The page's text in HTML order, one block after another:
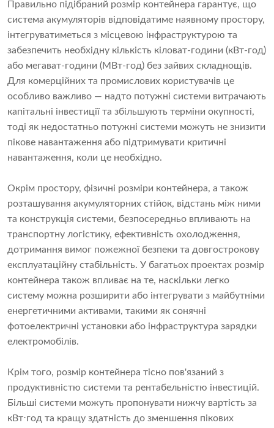
Правильно підібраний розмір контейнера гарантує, що
система акумуляторів відповідатиме наявному простору,
інтегруватиметься з місцевою інфраструктурою та
забезпечить необхідну кількість кіловат-години (кВт-год)
або мегават-години (МВт-год) без зайвих складнощів.
Для комерційних та промислових користувачів це
особливо важливо — надто потужні системи витрачають
капітальні інвестиції та збільшують терміни окупності,
тоді як недостатньо потужні системи можуть не знизити
пікове навантаження або підтримувати критичні
навантаження, коли це необхідно.
Окрім простору, фізичні розміри контейнера, а також
розташування акумуляторних стійок, відстань між ними
та конструкція системи, безпосередньо впливають на
транспортну логістику, ефективність охолодження,
дотримання вимог пожежної безпеки та довгострокову
експлуатаційну стабільність. У багатьох проектах розмір
контейнера також впливає на те, наскільки легко
систему можна розширити або інтегрувати з майбутніми
енергетичними активами, такими як сонячні
фотоелектричні установки або інфраструктура зарядки
електромобілів.
Крім того, розмір контейнера тісно пов'язаний з
продуктивністю системи та рентабельністю інвестицій.
Більші системи можуть пропонувати нижчу вартість за
кВт⋅год та кращу здатність до зменшення пікових